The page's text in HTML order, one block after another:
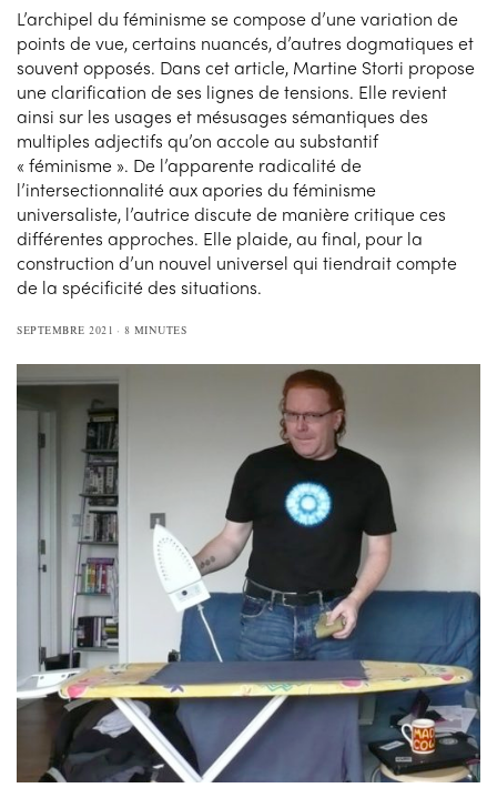
L’archipel du féminisme se compose d’une variation de
points de vue, certains nuancés, d’autres dogmatiques et
souvent opposés. Dans cet article, Martine Storti propose
une clarification de ses lignes de tensions. Elle revient
ainsi sur les usages et mésusages sémantiques des
multiples adjectifs qu’on accole au substantif
« féminisme ». De l’apparente radicalité de
l’intersectionnalité aux apories du féminisme
universaliste, l’autrice discute de manière critique ces
différentes approches. Elle plaide, au final, pour la
construction d’un nouvel universel qui tiendrait compte
de la spécificité des situations.
SEPTEMBRE 2021 8 MINUTES